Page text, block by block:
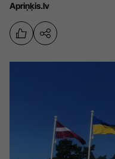
Sports
Drošība
Apriņķis.lv